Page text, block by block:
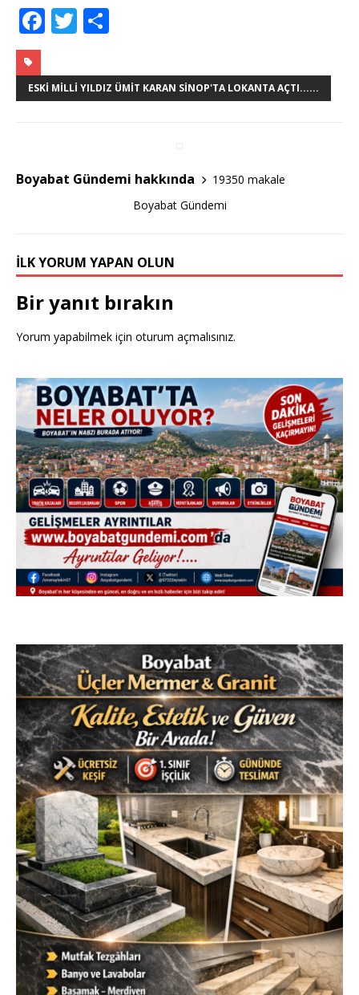
F
c
e
o
T
it
te
ar
e
ESKI MILLI YILDIZ ÜMIT KARAN SINOP'TA LOKANTA AÇTI......
Boyabat Gündemi hakkında
19350 makale
Boyabat Gündemi
İLK YORUM YAPAN OLUN
Bir yanıt bırakın
Yorum yapabilmek için oturum açmalısınız.